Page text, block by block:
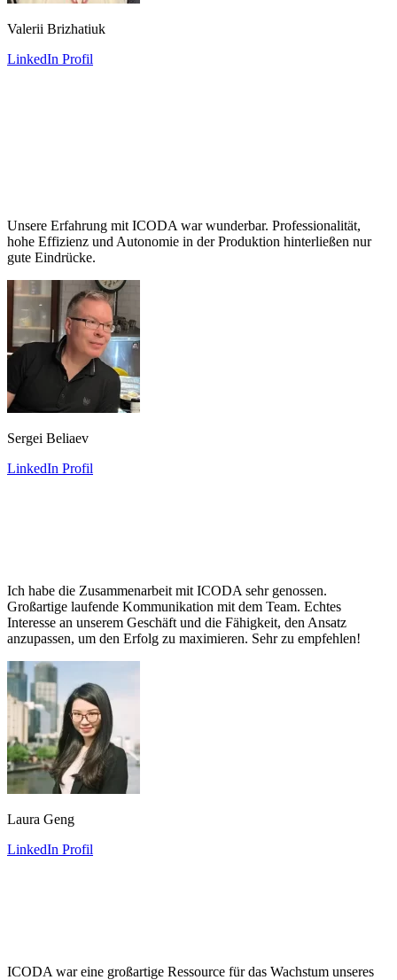
Valerii Brizhatiuk
LinkedIn Profil
Unsere Erfahrung mit ICODA war wunderbar. Professionalität,
hohe Effizienz und Autonomie in der Produktion hinterließen nur
gute Eindrücke.
Sergei Beliaev
LinkedIn Profil
Ich habe die Zusammenarbeit mit ICODA sehr genossen.
Großartige laufende Kommunikation mit dem Team. Echtes
Interesse an unserem Geschäft und die Fähigkeit, den Ansatz
anzupassen, um den Erfolg zu maximieren. Sehr zu empfehlen!
Laura Geng
LinkedIn Profil
ICODA war eine großartige Ressource für das Wachstum unseres